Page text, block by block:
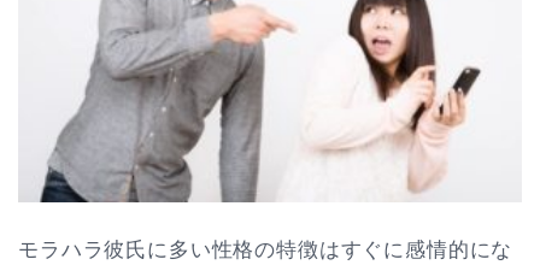
モラハラ彼氏に多い性格の特徴はすぐに感情的にな